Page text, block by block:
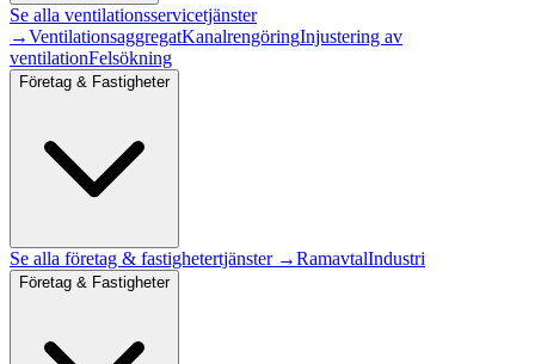
Se alla ventilationsservicetjänster
→VentilationsaggregatKanalrengöringInjustering av
ventilationFelsökning
Företag & Fastigheter
Se alla företag & fastighetertjänster →RamavtalIndustri
Företag & Fastigheter